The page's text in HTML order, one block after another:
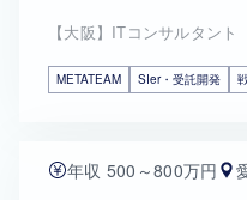
【大阪】ITコンサルタント
METATEAM SIer・受託開発
年収 500～800万円